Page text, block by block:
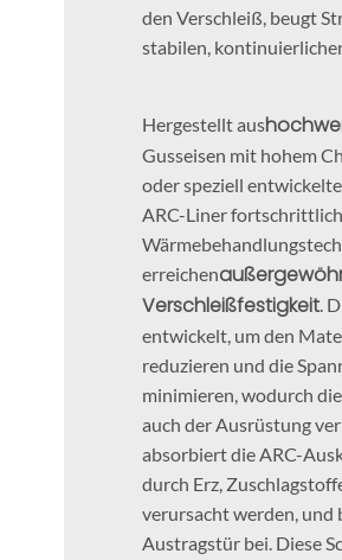
den Verschleiß, beugt
stabilen,
Hergestellt aus
Gusseisen mit hohem
oder speziell
ARC-Liner
erreichen
Verschleißfestigkeit.
entwickelt, um den
reduzieren und die
minimieren, wodurch
auch der Ausrüstung
absorbiert die ARC-
durch Erz,
verursacht werden,
Austragstür bei. Diese